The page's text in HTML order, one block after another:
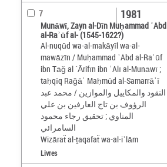
7
Munāwī, Zayn al-Dīn Muḥammad ʿAbd
al-Raʾūf al- (1545-1622?)
Al-nuqūd wa-al-makāyīl wa-al-
mawāzīn / Muḥammad ʿAbd al-Raʾūf
ibn Tāǧ al ´Ārifīn ibn ʿAlī al-Munāwī ;
taḥqīq Raǧāʾ Maḥmūd al-Samarrāʾī
النقود والمكاييل والموازين / محمد عبد
الرؤوف بن تاج العارفين بن علي
المناوي ; تحقيق رجاء محمود
السامرائي
Wizāraẗ al-ṯaqafaẗ wa-al-iʿlām
1981
Livres